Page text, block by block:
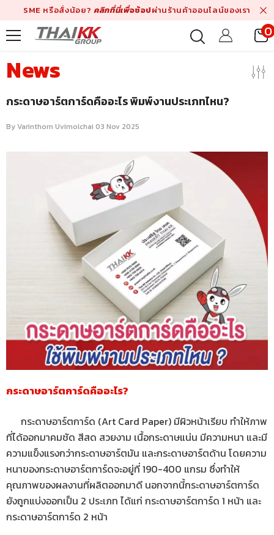
Skip To Content
SME หรือสั่งน้อย? คลิกที่นี่เพื่อช้อปผ่านร้านค้าออนไลน์ของเรา
0
News
กระดาษอาร์ตการ์ดคืออะไร พิมพ์งานประเภทไหน?
ByVarinthorn Uvimolchai 03 Nov 2025
กระดาษอาร์ตการ์ดคืออะไร?
กระดาษอาร์ตการ์ด (Art Card Paper) มีผิวหน้าเรียบ ทำให้ภาพ
ที่ได้ออกมาคมชัด สีสด สวยงาม เนื้อกระดาษแน่น มีความหนา และมี
ความแข็งแรงกว่ากระดาษอาร์ตมัน และกระดาษอาร์ตด้าน โดยความ
หนาของกระดาษอาร์ตการ์ดจะอยู่ที่ 190-400 แกรม ซึ่งทำให้
คุณภาพของผลงานที่ผลิตออกมาดี นอกจากนี้กระดาษอาร์ตการ์ด
ยังถูกแบ่งออกเป็น 2 ประเภท ได้แก่ กระดาษอาร์ตการ์ด 1 หน้า และ
กระดาษอาร์ตการ์ด 2 หน้า